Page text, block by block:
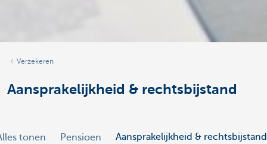
Verzekeren
Aansprakelijkheid & rechtsbijstand
tonen Pensioen Aansprakelijkheid & rechtsbijstand